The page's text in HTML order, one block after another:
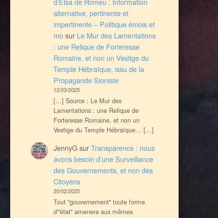
alternative, pertinente et
impertinente – Politique émois et
mosur Le Mur des Lamentations
: une Relique de Forteresse
Romaine, et non un Vestige du
Temple Hébraïque, issu de la
Propagande Sioniste
12/03/2025
[…] Source : Le Mur des
Lamentations : une Relique de
Forteresse Romaine, et non un
Vestige du Temple Hébraïque… […]
JennyGsurTransparence : nous
avons besoin d’une Surveillance
des Gouvernements, et non des
Citoyens
20/02/2025
Tout ''gouvernement'' toute forme
d'''état'' amenera aux mêmes